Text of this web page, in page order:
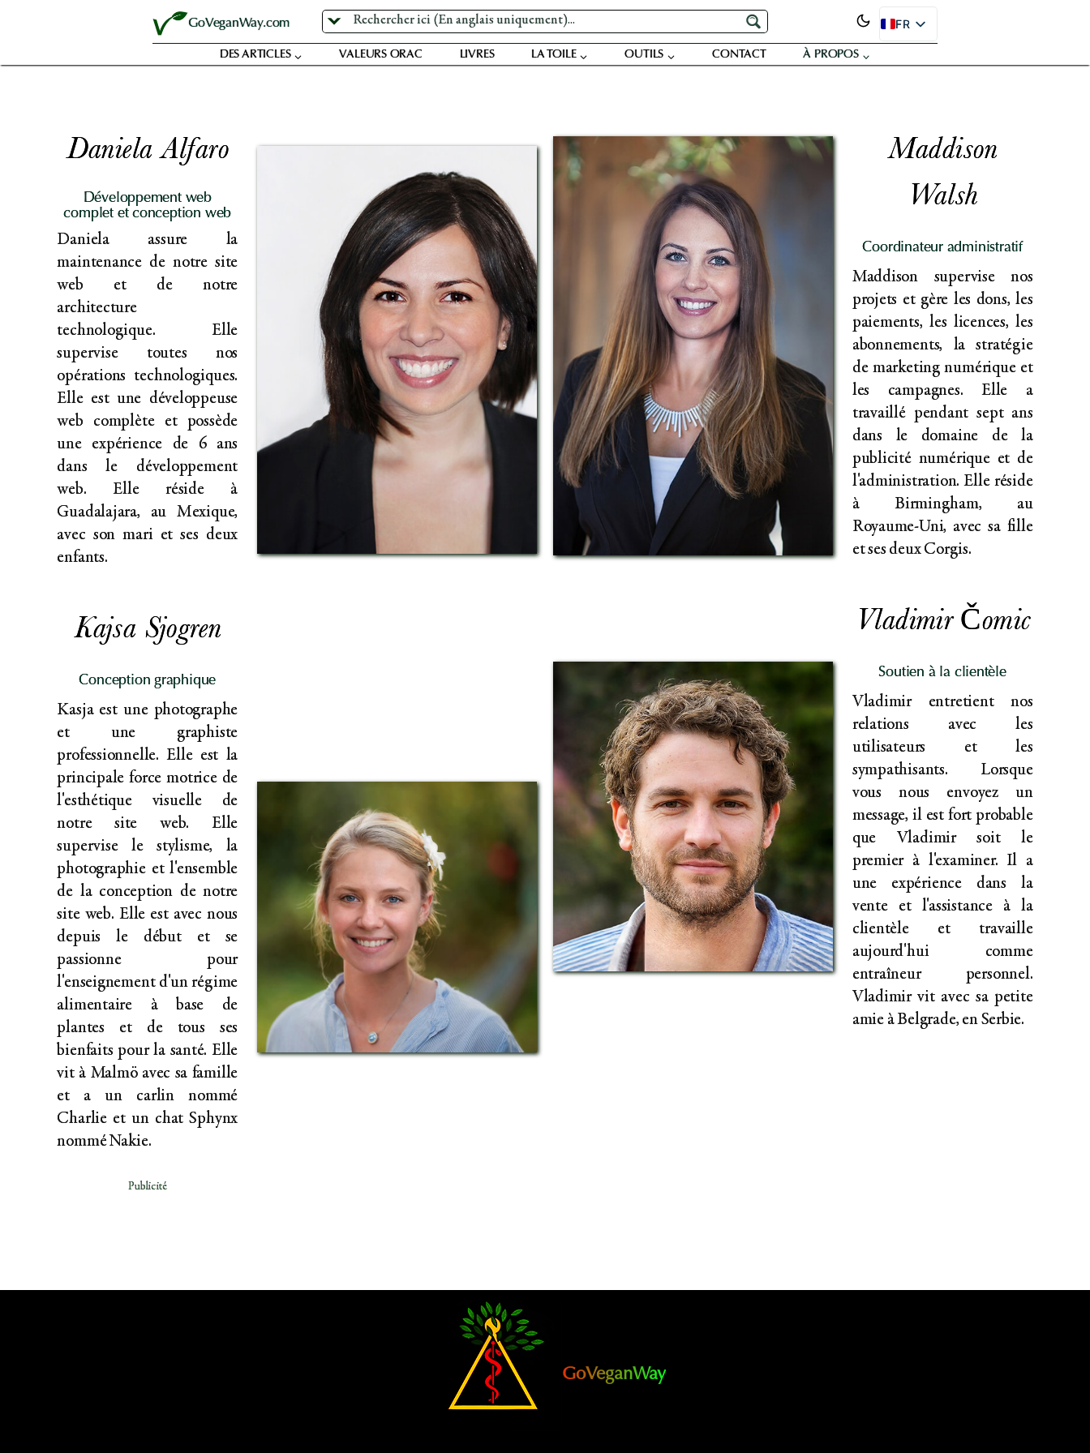
GoVeganWay.com
FR
EN
SR
DES ARTICLES VALEURS ORAC LIVRES LA TOILE OUTILS CONTACT À PROPOS
Daniela Alfaro
Développement web
complet et conception web
Daniela assure la
maintenance de notre site
web et de notre
architecture
technologique. Elle
supervise toutes nos
opérations technologiques.
Elle est une développeuse
web complète et possède
une expérience de 6 ans
dans le développement
web. Elle réside à
Guadalajara, au Mexique,
avec son mari et ses deux
enfants.
Kajsa Sjogren
Conception graphique
Kasja est une photographe
et une graphiste
professionnelle. Elle est la
principale force motrice de
l'esthétique visuelle de
notre site web. Elle
supervise le stylisme, la
photographie et l'ensemble
de la conception de notre
site web. Elle est avec nous
depuis le début et se
passionne pour
l'enseignement d'un régime
alimentaire à base de
plantes et de tous ses
bienfaits pour la santé. Elle
vit à Malmö avec sa famille
et a un carlin nommé
Charlie et un chat Sphynx
nommé Nakie.
Publicité
Maddison
Walsh
Coordinateur administratif
Maddison supervise nos
projets et gère les dons, les
paiements, les licences, les
abonnements, la stratégie
de marketing numérique et
les campagnes. Elle a
travaillé pendant sept ans
dans le domaine de la
publicité numérique et de
l'administration. Elle réside
à Birmingham, au
Royaume-Uni, avec sa fille
et ses deux Corgis.
Vladimir Čomic
Soutien à la clientèle
Vladimir entretient nos
relations avec les
utilisateurs et les
sympathisants. Lorsque
vous nous envoyez un
message, il est fort probable
que Vladimir soit le
premier à l'examiner. Il a
une expérience dans la
vente et l'assistance à la
clientèle et travaille
aujourd'hui comme
entraîneur personnel.
Vladimir vit avec sa petite
amie à Belgrade, en Serbie.
GoVeganWay